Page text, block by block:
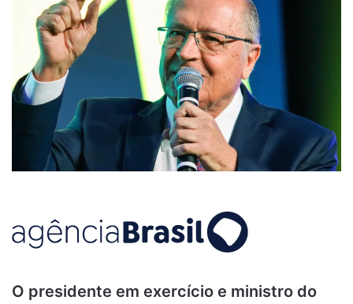
O presidente em exercício e ministro do